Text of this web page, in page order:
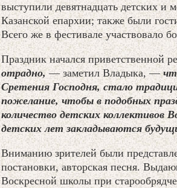
выступили девятнадцать детских и
Казанской епархии; также были
Всего же в фестивале участвовало
Праздник начался приветственной
отрадно,— заметил Владыка, —
Сретения Господня, стало
пожелание, чтобы в подобных
количество детских коллективов
детских лет закладываются
Вниманию зрителей были
постановки, авторская песня.
Воскресной школы при